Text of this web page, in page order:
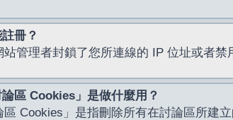
冊？
管理者封鎖了您所連線的 IP 位址或者
區 Cookies」是做什麼用？
區 Cookies」是指刪除所有在討論區所